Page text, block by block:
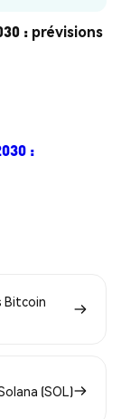
: prévisions
:
Bitcoin
(SOL)